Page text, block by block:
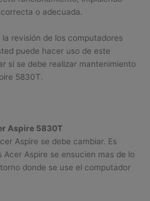
o adecuada.
revisión de los computadores
puede hacer uso de este
si se debe realizar mantenimiento
5830T.
Aspire 5830T
Aspire se debe cambiar. Es
Aspire se ensucien mas de lo
donde se use el computador